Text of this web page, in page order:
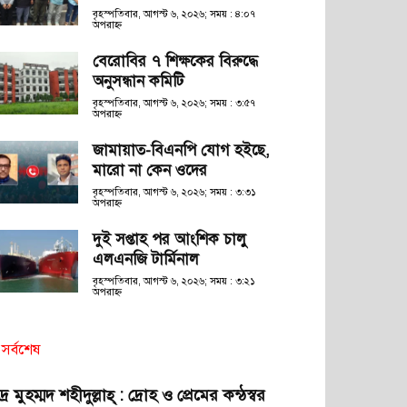
বৃহস্পতিবার, আগস্ট ৬, ২০২৬; সময় : ৪:০৭
অপরাহ্ণ
বেরোবির ৭ শিক্ষকের বিরুদ্ধে
অনুসন্ধান কমিটি
বৃহস্পতিবার, আগস্ট ৬, ২০২৬; সময় : ৩:৫৭
অপরাহ্ণ
জামায়াত-বিএনপি যোগ হইছে,
মারো না কেন ওদের
বৃহস্পতিবার, আগস্ট ৬, ২০২৬; সময় : ৩:৩১
অপরাহ্ণ
দুই সপ্তাহ পর আংশিক চালু
এলএনজি টার্মিনাল
বৃহস্পতিবার, আগস্ট ৬, ২০২৬; সময় : ৩:২১
অপরাহ্ণ
সর্বশেষ
মুহম্মদ শহীদুল্লাহ্ : দ্রোহ ও প্রেমের কন্ঠস্বর